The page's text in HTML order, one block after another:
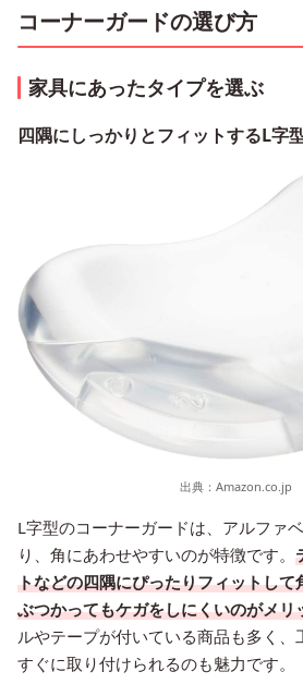
コーナーガードの選び方
家具にあったタイプを選ぶ
四隅にしっかりとフィットするL字
出典： Amazon.co.jp
L字型のコーナーガードは、アルファ
り、角にあわせやすいのが特徴です。
トなどの四隅にぴったりフィットして
ぶつかってもケガをしにくいのがメリ
ルやテープが付いている商品も多く、
すぐに取り付けられるのも魅力です。